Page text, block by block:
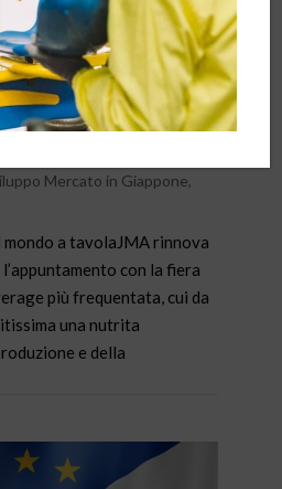
Mercato in Giappone,
a tavolaJMA rinnova
con la fiera
più frequentata, cui da
una nutrita
e della